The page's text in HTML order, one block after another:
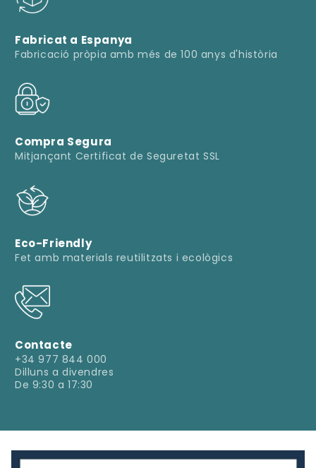
Fabricat a Espanya
Fabricació pròpia amb més de 100 anys d'història
Compra Segura
Mitjançant Certificat de Seguretat SSL
Eco-Friendly
Fet amb materials reutilitzats i ecològics
Contacte
+34 977 844 000
Dilluns a divendres
De 9:30 a 17:30